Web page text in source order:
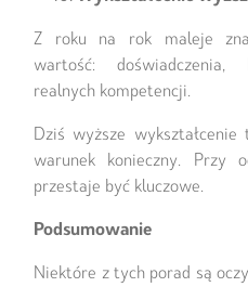
Z roku na rok maleje
wartość: doświadczenia,
realnych kompetencji.
Dziś wyższe
warunek konieczny. Przy
przestaje być kluczowe.
Podsumowanie
Niektóre z tych porad są